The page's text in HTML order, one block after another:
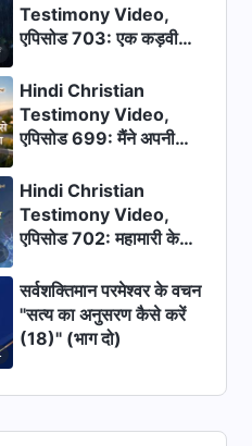
Testimony Video,
एपिसोड 703: एक कड़वी
Hindi Christian
Testimony Video,
एपिसोड 699: मैंने अपनी
छुटकारा पाया
Hindi Christian
Testimony Video,
एपिसोड 702: महामारी के
सर्वशक्तिमान परमेश्वर के वचन
"सत्य का अनुसरण कैसे करें
(18)" (भाग दो)